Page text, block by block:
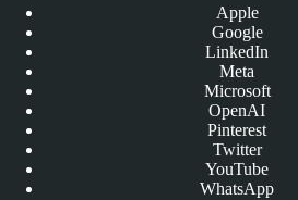
Apple
Google
LinkedIn
Meta
Microsoft
OpenAI
Pinterest
Twitter
YouTube
WhatsApp